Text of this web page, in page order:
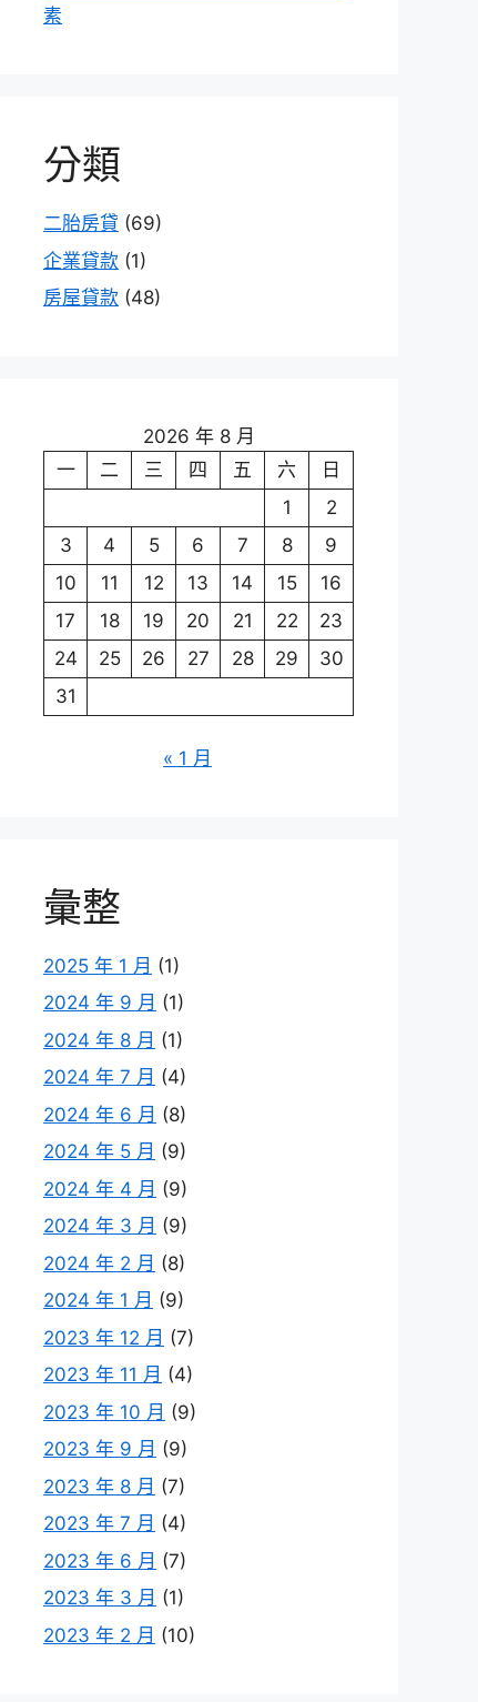
素
分類
二胎房貸 (69)
企業貸款 (1)
房屋貸款 (48)
2026 年 8 月
一
二 三 四 五 六
日
1
2
3
4 5 6 7 8
9
10
11 12 13 14 15
16
17
18 19 20 21 22
23
24
25 26 27 28 29
30
31
« 1 月
彙整
2025 年 1 月 (1)
2024 年 9 月 (1)
2024 年 8 月 (1)
2024 年 7 月 (4)
2024 年 6 月 (8)
2024 年 5 月 (9)
2024 年 4 月 (9)
2024 年 3 月 (9)
2024 年 2 月 (8)
2024 年 1 月 (9)
2023 年 12 月 (7)
2023 年 11 月 (4)
2023 年 10 月 (9)
2023 年 9 月 (9)
2023 年 8 月 (7)
2023 年 7 月 (4)
2023 年 6 月 (7)
2023 年 3 月 (1)
2023 年 2 月 (10)